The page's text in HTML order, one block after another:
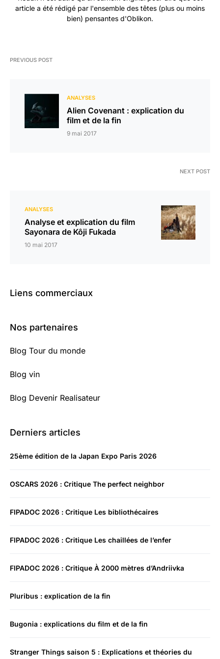
article a été rédigé par l'ensemble des têtes (plus ou moins
bien) pensantes d'Oblikon.
PREVIOUS POST
ANALYSES
Alien Covenant : explication du
film et de la fin
9 mai 2017
NEXT POST
ANALYSES
Analyse et explication du film
Sayonara de Kôji Fukada
10 mai 2017
Liens commerciaux
Nos partenaires
Blog Tour du monde
Blog vin
Blog Devenir Realisateur
Derniers articles
25ème édition de la Japan Expo Paris 2026
OSCARS 2026 : Critique The perfect neighbor
FIPADOC 2026 : Critique Les bibliothécaires
FIPADOC 2026 : Critique Les chaillées de l’enfer
FIPADOC 2026 : Critique À 2000 mètres d’Andriivka
Pluribus : explication de la fin
Bugonia : explications du film et de la fin
Stranger Things saison 5 : Explications et théories du